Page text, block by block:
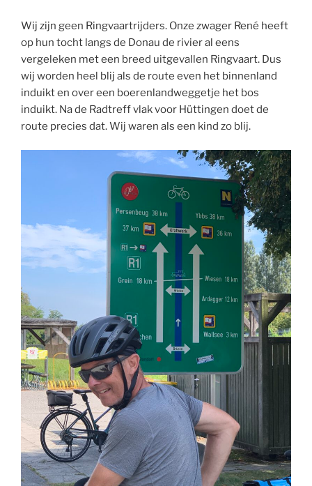
Wij zijn geen Ringvaartrijders. Onze zwager René heeft
op hun tocht langs de Donau de rivier al eens
vergeleken met een breed uitgevallen Ringvaart. Dus
wij worden heel blij als de route even het binnenland
induikt en over een boerenlandweggetje het bos
induikt. Na de Radtreff vlak voor Hüttingen doet de
route precies dat. Wij waren als een kind zo blij.